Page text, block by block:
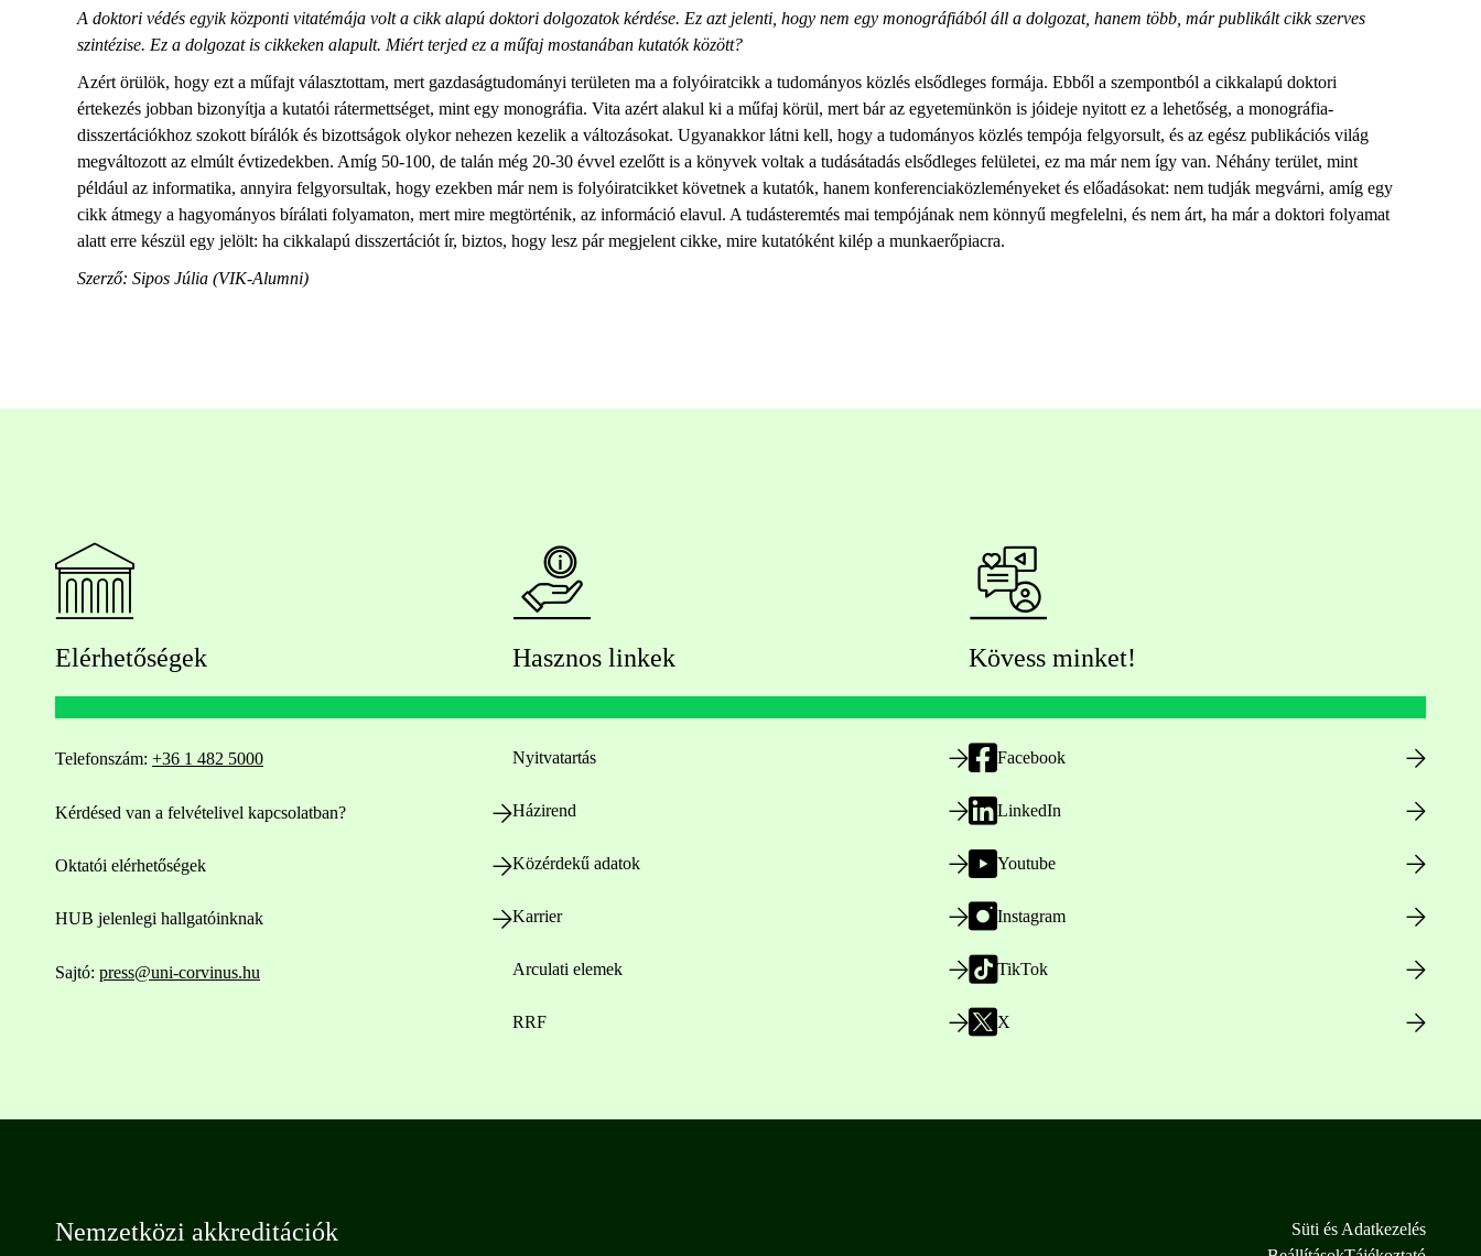
A doktori védés egyik központi vitatémája volt a cikk alapú doktori dolgozatok kérdése. Ez azt jelenti, hogy nem egy monográfiából áll a dolgozat, hanem több, már publikált cikk szerves
szintézise. Ez a dolgozat is cikkeken alapult. Miért terjed ez a műfaj mostanában kutatók között?
Azért örülök, hogy ezt a műfajt választottam, mert gazdaságtudományi területen ma a folyóiratcikk a tudományos közlés elsődleges formája. Ebből a szempontból a cikkalapú doktori
értekezés jobban bizonyítja a kutatói rátermettséget, mint egy monográfia. Vita azért alakul ki a műfaj körül, mert bár az egyetemünkön is jóideje nyitott ez a lehetőség, a monográfia-
disszertációkhoz szokott bírálók és bizottságok olykor nehezen kezelik a változásokat. Ugyanakkor látni kell, hogy a tudományos közlés tempója felgyorsult, és az egész publikációs világ
megváltozott az elmúlt évtizedekben. Amíg 50-100, de talán még 20-30 évvel ezelőtt is a könyvek voltak a tudásátadás elsődleges felületei, ez ma már nem így van. Néhány terület, mint
például az informatika, annyira felgyorsultak, hogy ezekben már nem is folyóiratcikket követnek a kutatók, hanem konferenciaközleményeket és előadásokat: nem tudják megvárni, amíg egy
cikk átmegy a hagyományos bírálati folyamaton, mert mire megtörténik, az információ elavul. A tudásteremtés mai tempójának nem könnyű megfelelni, és nem árt, ha már a doktori folyamat
alatt erre készül egy jelölt: ha cikkalapú disszertációt ír, biztos, hogy lesz pár megjelent cikke, mire kutatóként kilép a munkaerőpiacra.
Szerző: Sipos Júlia (VIK-Alumni)
Elérhetőségek
Telefonszám: +36 1 482 5000
Kérdésed van a felvételivel kapcsolatban?
Oktatói elérhetőségek
HUB jelenlegi hallgatóinknak
Sajtó: press@uni-corvinus.hu
Hasznos linkek
Nyitvatartás
Házirend
Közérdekű adatok
Karrier
Arculati elemek
RRF
Kövess minket!
Facebook
LinkedIn
Youtube
Instagram
TikTok
X
Nemzetközi akkreditációk
Süti és Adatkezelés